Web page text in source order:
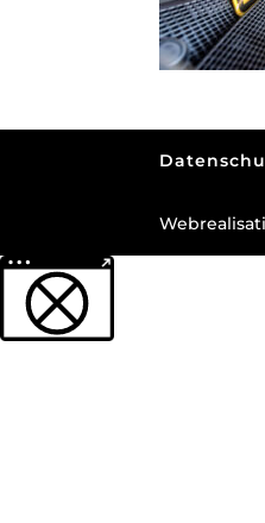
Weitere Informationen über